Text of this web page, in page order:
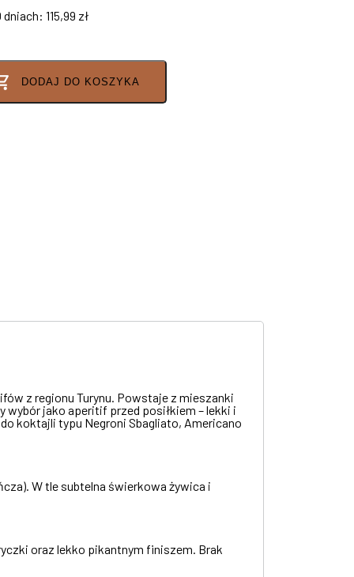
dniach:115,99 zł
DODAJ DO KOSZYKA
z regionu Turynu. Powstaje z mieszanki
wybór jako aperitif przed posiłkiem – lekki i
koktajli typu Negroni Sbagliato, Americano
W tle subtelna świerkowa żywica i
oraz lekko pikantnym finiszem. Brak